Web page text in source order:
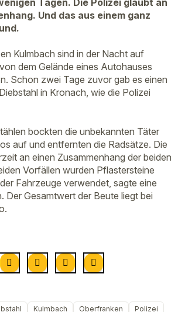
Und das aus einem ganz
Kulmbach sind in der Nacht auf
dem Gelände eines Autohauses
Schon zwei Tage zuvor gab es einen
in Kronach, wie die Polizei
bockten die unbekannten Täter
auf und entfernten die Radsätze. Die
an einen Zusammenhang der beiden
Vorfällen wurden Pflastersteine
Fahrzeuge verwendet, sagte eine
Der Gesamtwert der Beute liegt bei
Kulmbach Oberfranken
Polizei